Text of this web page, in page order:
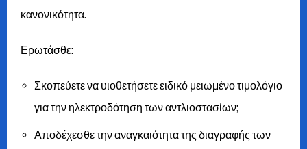
κανονικότητα.
Ερωτάσθε:
Σκοπεύετε να υιοθετήσετε ειδικό μειωμένο τιμολόγιο
για την ηλεκτροδότηση των αντλιοστασίων;
Αποδέχεσθε την αναγκαιότητα της διαγραφής των